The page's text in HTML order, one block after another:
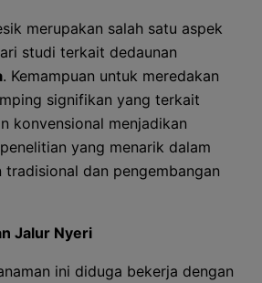
merupakan salah satu aspek
studi terkait dedaunan
. Kemampuan untuk meredakan
signifikan yang terkait
konvensional menjadikan
yang menarik dalam
dan pengembangan
Jalur Nyeri
ini diduga bekerja dengan